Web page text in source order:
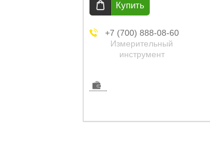
Купить
+7 (700) 888-08-60
Измерительный
инструмент